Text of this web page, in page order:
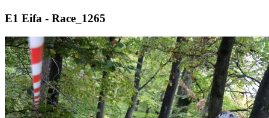
E1 Eifa - Race_1265